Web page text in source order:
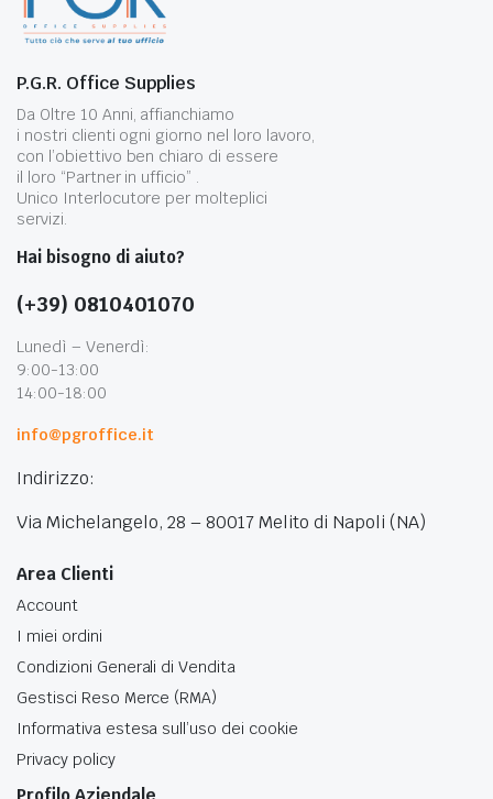
P.G.R. Office Supplies
Da Oltre 10 Anni, affianchiamo
i nostri clienti ogni giorno nel loro lavoro,
con l’obiettivo ben chiaro di essere
il loro “Partner in ufficio” .
Unico Interlocutore per molteplici
servizi.
Hai bisogno di aiuto?
(+39) 0810401070
Lunedì – Venerdì:
9:00-13:00
14:00-18:00
info@pgroffice.it
Indirizzo:
Via Michelangelo, 28 – 80017 Melito di Napoli (NA)
Area Clienti
Account
I miei ordini
Condizioni Generali di Vendita
Gestisci Reso Merce (RMA)
Informativa estesa sull’uso dei cookie
Privacy policy